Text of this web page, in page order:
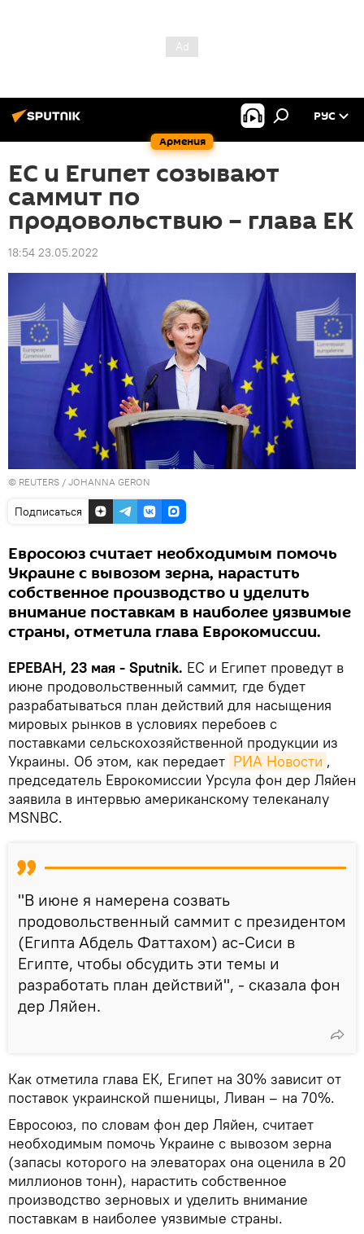
Армения
РУС
ЕС и Египет созывают
саммит по
продовольствию – глава ЕК
18:54 23.05.2022
© REUTERS / JOHANNA GERON
Подписаться
Евросоюз считает необходимым помочь
Украине с вывозом зерна, нарастить
собственное производство и уделить
внимание поставкам в наиболее уязвимые
страны, отметила глава Еврокомиссии.
ЕРЕВАН, 23 мая - Sputnik. ЕС и Египет проведут в
июне продовольственный саммит, где будет
разрабатываться план действий для насыщения
мировых рынков в условиях перебоев с
поставками сельскохозяйственной продукции из
Украины. Об этом, как передает РИА Новости ,
председатель Еврокомиссии Урсула фон дер Ляйен
заявила в интервью американскому телеканалу
MSNBC.
"В июне я намерена созвать
продовольственный саммит с президентом
(Египта Абдель Фаттахом) ас-Сиси в
Египте, чтобы обсудить эти темы и
разработать план действий", - сказала фон
дер Ляйен.
Как отметила глава ЕК, Египет на 30% зависит от
поставок украинской пшеницы, Ливан – на 70%.
Евросоюз, по словам фон дер Ляйен, считает
необходимым помочь Украине с вывозом зерна
(запасы которого на элеваторах она оценила в 20
миллионов тонн), нарастить собственное
производство зерновых и уделить внимание
поставкам в наиболее уязвимые страны.